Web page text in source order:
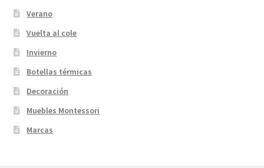
Verano
Vuelta al cole
Invierno
Botellas térmicas
Decoración
Muebles Montessori
Marcas